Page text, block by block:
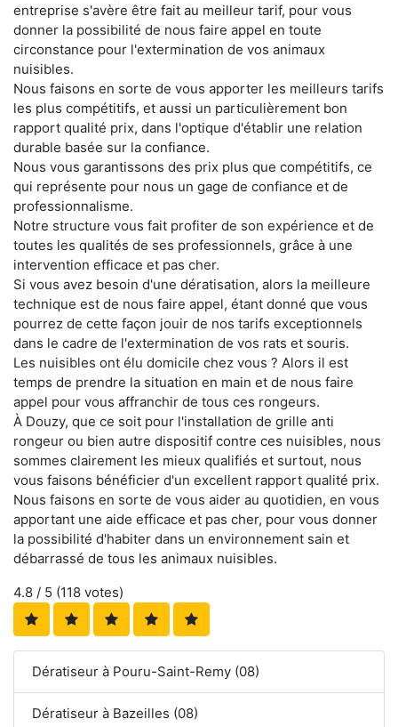
entreprise s'avère être fait au meilleur tarif, pour vous
donner la possibilité de nous faire appel en toute
circonstance pour l'extermination de vos animaux
nuisibles.
Nous faisons en sorte de vous apporter les meilleurs tarifs
les plus compétitifs, et aussi un particulièrement bon
rapport qualité prix, dans l'optique d'établir une relation
durable basée sur la confiance.
Nous vous garantissons des prix plus que compétitifs, ce
qui représente pour nous un gage de confiance et de
professionnalisme.
Notre structure vous fait profiter de son expérience et de
toutes les qualités de ses professionnels, grâce à une
intervention efficace et pas cher.
Si vous avez besoin d'une dératisation, alors la meilleure
technique est de nous faire appel, étant donné que vous
pourrez de cette façon jouir de nos tarifs exceptionnels
dans le cadre de l'extermination de vos rats et souris.
Les nuisibles ont élu domicile chez vous ? Alors il est
temps de prendre la situation en main et de nous faire
appel pour vous affranchir de tous ces rongeurs.
À Douzy, que ce soit pour l'installation de grille anti
rongeur ou bien autre dispositif contre ces nuisibles, nous
sommes clairement les mieux qualifiés et surtout, nous
vous faisons bénéficier d'un excellent rapport qualité prix.
Nous faisons en sorte de vous aider au quotidien, en vous
apportant une aide efficace et pas cher, pour vous donner
la possibilité d'habiter dans un environnement sain et
débarrassé de tous les animaux nuisibles.
4.8 / 5 (118 votes)
Dératiseur à Pouru-Saint-Remy (08)
Dératiseur à Bazeilles (08)